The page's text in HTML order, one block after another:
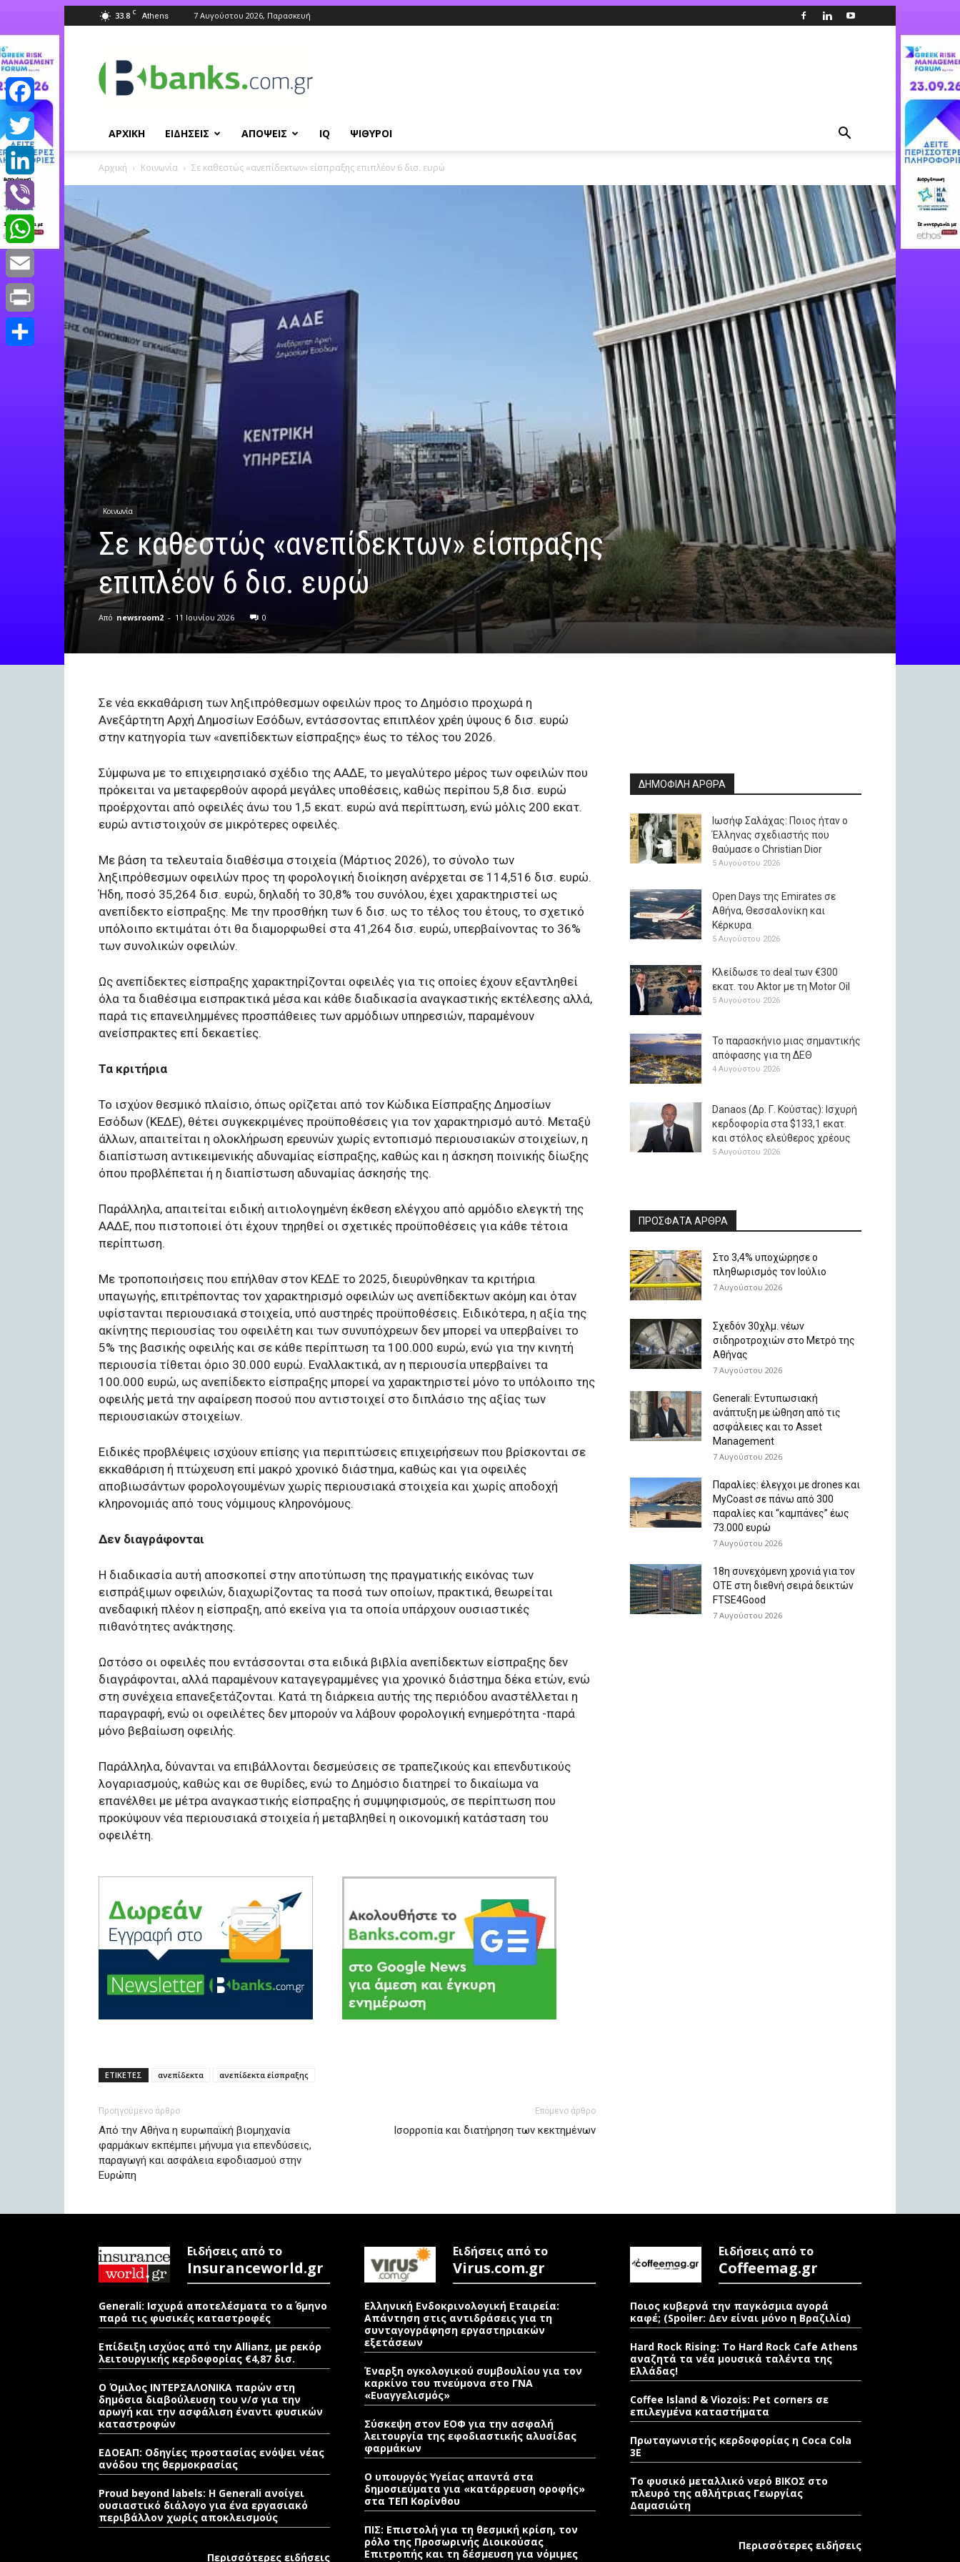
33.8 C Athens 7 Αυγούστου 2026, Παρασκευή
ΑΡΧΙΚΗ ΕΙΔΗΣΕΙΣ ΑΠΟΨΕΙΣ IQ ΨΙΘΥΡΟΙ
Αρχική Κοινωνία Σε καθεστώς «ανεπίδεκτων» είσπραξης επιπλέον 6 δισ. ευρώ
Κοινωνία
Σε καθεστώς «ανεπίδεκτων» είσπραξης
επιπλέον 6 δισ. ευρώ
Από newsroom2 - 11 Ιουνίου 2026 0
Σε νέα εκκαθάριση των ληξιπρόθεσμων οφειλών προς το Δημόσιο προχωρά η
Ανεξάρτητη Αρχή Δημοσίων Εσόδων, εντάσσοντας επιπλέον χρέη ύψους 6 δισ. ευρώ
στην κατηγορία των «ανεπίδεκτων είσπραξης» έως το τέλος του 2026.
Σύμφωνα με το επιχειρησιακό σχέδιο της ΑΑΔΕ, το μεγαλύτερο μέρος των οφειλών που
πρόκειται να μεταφερθούν αφορά μεγάλες υποθέσεις, καθώς περίπου 5,8 δισ. ευρώ
προέρχονται από οφειλές άνω του 1,5 εκατ. ευρώ ανά περίπτωση, ενώ μόλις 200 εκατ.
ευρώ αντιστοιχούν σε μικρότερες οφειλές.
Με βάση τα τελευταία διαθέσιμα στοιχεία (Μάρτιος 2026), το σύνολο των
ληξιπρόθεσμων οφειλών προς τη φορολογική διοίκηση ανέρχεται σε 114,516 δισ. ευρώ.
Ήδη, ποσό 35,264 δισ. ευρώ, δηλαδή το 30,8% του συνόλου, έχει χαρακτηριστεί ως
ανεπίδεκτο είσπραξης. Με την προσθήκη των 6 δισ. ως το τέλος του έτους, το σχετικό
υπόλοιπο εκτιμάται ότι θα διαμορφωθεί στα 41,264 δισ. ευρώ, υπερβαίνοντας το 36%
των συνολικών οφειλών.
Ως ανεπίδεκτες είσπραξης χαρακτηρίζονται οφειλές για τις οποίες έχουν εξαντληθεί
όλα τα διαθέσιμα εισπρακτικά μέσα και κάθε διαδικασία αναγκαστικής εκτέλεσης αλλά,
παρά τις επανειλημμένες προσπάθειες των αρμόδιων υπηρεσιών, παραμένουν
ανείσπρακτες επί δεκαετίες.
Τα κριτήρια
Το ισχύον θεσμικό πλαίσιο, όπως ορίζεται από τον Κώδικα Είσπραξης Δημοσίων
Εσόδων (ΚΕΔΕ), θέτει συγκεκριμένες προϋποθέσεις για τον χαρακτηρισμό αυτό. Μεταξύ
άλλων, απαιτείται η ολοκλήρωση ερευνών χωρίς εντοπισμό περιουσιακών στοιχείων, η
διαπίστωση αντικειμενικής αδυναμίας είσπραξης, καθώς και η άσκηση ποινικής δίωξης
όπου προβλέπεται ή η διαπίστωση αδυναμίας άσκησής της.
Παράλληλα, απαιτείται ειδική αιτιολογημένη έκθεση ελέγχου από αρμόδιο ελεγκτή της
ΑΑΔΕ, που πιστοποιεί ότι έχουν τηρηθεί οι σχετικές προϋποθέσεις για κάθε τέτοια
περίπτωση.
Με τροποποιήσεις που επήλθαν στον ΚΕΔΕ το 2025, διευρύνθηκαν τα κριτήρια
υπαγωγής, επιτρέποντας τον χαρακτηρισμό οφειλών ως ανεπίδεκτων ακόμη και όταν
υφίστανται περιουσιακά στοιχεία, υπό αυστηρές προϋποθέσεις. Ειδικότερα, η αξία της
ακίνητης περιουσίας του οφειλέτη και των συνυπόχρεων δεν μπορεί να υπερβαίνει το
5% της βασικής οφειλής και σε κάθε περίπτωση τα 100.000 ευρώ, ενώ για την κινητή
περιουσία τίθεται όριο 30.000 ευρώ. Εναλλακτικά, αν η περιουσία υπερβαίνει τα
100.000 ευρώ, ως ανεπίδεκτο είσπραξης μπορεί να χαρακτηριστεί μόνο το υπόλοιπο της
οφειλής μετά την αφαίρεση ποσού που αντιστοιχεί στο διπλάσιο της αξίας των
περιουσιακών στοιχείων.
Ειδικές προβλέψεις ισχύουν επίσης για περιπτώσεις επιχειρήσεων που βρίσκονται σε
εκκαθάριση ή πτώχευση επί μακρό χρονικό διάστημα, καθώς και για οφειλές
αποβιωσάντων φορολογουμένων χωρίς περιουσιακά στοιχεία και χωρίς αποδοχή
κληρονομιάς από τους νόμιμους κληρονόμους.
Δεν διαγράφονται
Η διαδικασία αυτή αποσκοπεί στην αποτύπωση της πραγματικής εικόνας των
εισπράξιμων οφειλών, διαχωρίζοντας τα ποσά των οποίων, πρακτικά, θεωρείται
ανεδαφική πλέον η είσπραξη, από εκείνα για τα οποία υπάρχουν ουσιαστικές
πιθανότητες ανάκτησης.
Ωστόσο οι οφειλές που εντάσσονται στα ειδικά βιβλία ανεπίδεκτων είσπραξης δεν
διαγράφονται, αλλά παραμένουν καταγεγραμμένες για χρονικό διάστημα δέκα ετών, ενώ
στη συνέχεια επανεξετάζονται. Κατά τη διάρκεια αυτής της περιόδου αναστέλλεται η
παραγραφή, ενώ οι οφειλέτες δεν μπορούν να λάβουν φορολογική ενημερότητα -παρά
μόνο βεβαίωση οφειλής.
Παράλληλα, δύνανται να επιβάλλονται δεσμεύσεις σε τραπεζικούς και επενδυτικούς
λογαριασμούς, καθώς και σε θυρίδες, ενώ το Δημόσιο διατηρεί το δικαίωμα να
επανέλθει με μέτρα αναγκαστικής είσπραξης ή συμψηφισμούς, σε περίπτωση που
προκύψουν νέα περιουσιακά στοιχεία ή μεταβληθεί η οικονομική κατάσταση του
οφειλέτη.
ΕΤΙΚΕΤΕΣ ανεπίδεκτα ανεπίδεκτα είσπραξης
Προηγούμενο άρθρο
Από την Αθήνα η ευρωπαϊκή βιομηχανία
φαρμάκων εκπέμπει μήνυμα για επενδύσεις,
παραγωγή και ασφάλεια εφοδιασμού στην
Ευρώπη
Επόμενο άρθρο
Ισορροπία και διατήρηση των κεκτημένων
ΔΗΜΟΦΙΛΗ ΑΡΘΡΑ
Ιωσήφ Σαλάχας: Ποιος ήταν ο
Έλληνας σχεδιαστής που
θαύμασε ο Christian Dior
5 Αυγούστου 2026
Open Days της Emirates σε
Αθήνα, Θεσσαλονίκη και
Κέρκυρα
5 Αυγούστου 2026
Κλείδωσε το deal των €300
εκατ. του Aktor με τη Μotor Oil
5 Αυγούστου 2026
Το παρασκήνιο μιας σημαντικής
απόφασης για τη ΔΕΘ
4 Αυγούστου 2026
Danaos (Δρ. Γ. Κούστας): Ισχυρή
κερδοφορία στα $133,1 εκατ.
και στόλος ελεύθερος χρέους
5 Αυγούστου 2026
ΠΡΟΣΦΑΤΑ ΑΡΘΡΑ
Στο 3,4% υποχώρησε ο
πληθωρισμός τον Ιούλιο
7 Αυγούστου 2026
Σχεδόν 30χλμ. νέων
σιδηροτροχιών στο Μετρό της
Αθήνας
7 Αυγούστου 2026
Generali: Eντυπωσιακή
ανάπτυξη με ώθηση από τις
ασφάλειες και το Asset
Management
7 Αυγούστου 2026
Παραλίες: έλεγχοι με drones και
MyCoast σε πάνω από 300
παραλίες και “καμπάνες” έως
73.000 ευρώ
7 Αυγούστου 2026
18η συνεχόμενη χρονιά για τον
ΟΤΕ στη διεθνή σειρά δεικτών
FTSE4Good
7 Αυγούστου 2026
Ειδήσεις από το
Insuranceworld.gr
Generali: Ισχυρά αποτελέσματα το α΄ 6μηνο
παρά τις φυσικές καταστροφές
Επίδειξη ισχύος από την Allianz, με ρεκόρ
λειτουργικής κερδοφορίας €4,87 δισ.
Ο Όμιλος ΙΝΤΕΡΣΑΛΟΝΙΚΑ παρών στη
δημόσια διαβούλευση του ν/σ για την
αρωγή και την ασφάλιση έναντι φυσικών
καταστροφών
ΕΔΟΕΑΠ: Οδηγίες προστασίας ενόψει νέας
ανόδου της θερμοκρασίας
Proud beyond labels: Η Generali ανοίγει
ουσιαστικό διάλογο για ένα εργασιακό
περιβάλλον χωρίς αποκλεισμούς
Περισσότερες ειδήσεις
Ειδήσεις από το
Virus.com.gr
Ελληνική Ενδοκρινολογική Εταιρεία:
Απάντηση στις αντιδράσεις για τη
συνταγογράφηση εργαστηριακών
εξετάσεων
Έναρξη ογκολογικού συμβουλίου για τον
καρκίνο του πνεύμονα στο ΓΝΑ
«Ευαγγελισμός»
Σύσκεψη στον ΕΟΦ για την ασφαλή
λειτουργία της εφοδιαστικής αλυσίδας
φαρμάκων
Ο υπουργός Υγείας απαντά στα
δημοσιεύματα για «κατάρρευση οροφής»
στα ΤΕΠ Κορίνθου
ΠΙΣ: Επιστολή για τη θεσμική κρίση, τον
ρόλο της Προσωρινής Διοικούσας
Επιτροπής και τη δέσμευση για νόμιμες
Ειδήσεις από το
Coffeemag.gr
Ποιος κυβερνά την παγκόσμια αγορά
καφέ; (Spoiler: Δεν είναι μόνο η Βραζιλία)
Hard Rock Rising: Το Hard Rock Cafe Athens
αναζητά τα νέα μουσικά ταλέντα της
Ελλάδας!
Coffee Island & Viozois: Pet corners σε
επιλεγμένα καταστήματα
Πρωταγωνιστής κερδοφορίας η Coca Cola
3E
Το φυσικό μεταλλικό νερό ΒΙΚΟΣ στο
πλευρό της αθλήτριας Γεωργίας
Δαμασιώτη
Περισσότερες ειδήσεις
Facebook
Twitter
LinkedIn
Viber
WhatsApp
Email
Print
Μοιραστείτε